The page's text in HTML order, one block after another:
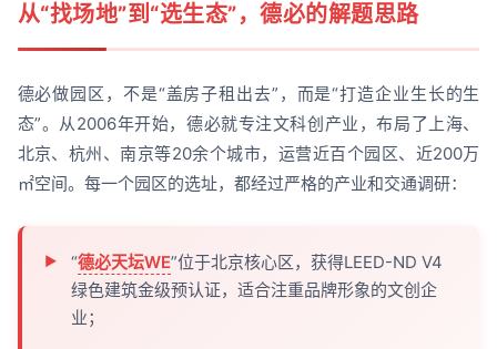
从“找场地”到“选生态”，德必的解题思路
德必做园区，不是“盖房子租出去”，而是“打造企业生长的生
态”。从2006年开始，德必就专注文科创产业，布局了上海、
北京、杭州、南京等20余个城市，运营近百个园区、近200万
㎡空间。每一个园区的选址，都经过严格的产业和交通调研：
“德必天坛WE”位于北京核心区，获得LEED-ND V4
绿色建筑金级预认证，适合注重品牌形象的文创企
业；